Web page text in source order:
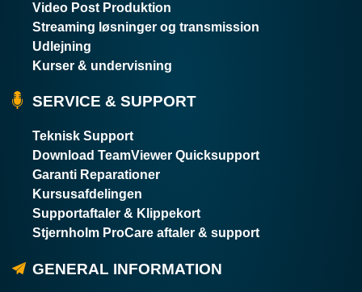
Video Post Produktion
Streaming løsninger og transmission
Udlejning
Kurser & undervisning
SERVICE & SUPPORT
Teknisk Support
Download TeamViewer Quicksupport
Garanti Reparationer
Kursusafdelingen
Supportaftaler & Klippekort
Stjernholm ProCare aftaler & support
GENERAL INFORMATION